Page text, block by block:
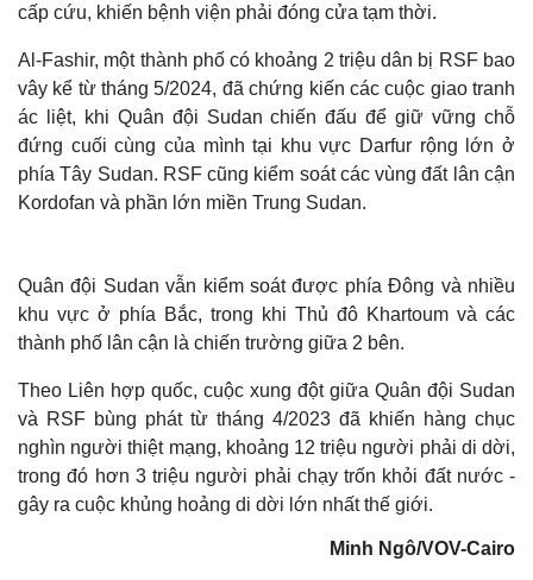
cấp cứu, khiến bệnh viện phải đóng cửa tạm thời.
Al-Fashir, một thành phố có khoảng 2 triệu dân bị RSF bao
vây kể từ tháng 5/2024, đã chứng kiến ​​các cuộc giao tranh
ác liệt, khi Quân đội Sudan chiến đấu để giữ vững chỗ
đứng cuối cùng của mình tại khu vực Darfur rộng lớn ở
phía Tây Sudan. RSF cũng kiểm soát các vùng đất lân cận
Kordofan và phần lớn miền Trung Sudan.
Quân đội Sudan vẫn kiểm soát được phía Đông và nhiều
khu vực ở phía Bắc, trong khi Thủ đô Khartoum và các
thành phố lân cận là chiến trường giữa 2 bên.
Theo Liên hợp quốc, cuộc xung đột giữa Quân đội Sudan
và RSF bùng phát từ tháng 4/2023 đã khiến hàng chục
nghìn người thiệt mạng, khoảng 12 triệu người phải di dời,
trong đó hơn 3 triệu người phải chạy trốn khỏi đất nước -
gây ra cuộc khủng hoảng di dời lớn nhất thế giới.
Minh Ngô/VOV-Cairo